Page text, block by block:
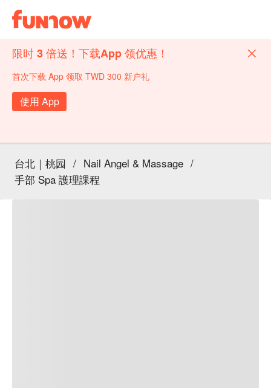
限时 3 倍送！下载App 领优惠！
首次下载 App 领取 TWD 300 新户礼
使用 App
台北｜桃园 / Nail Angel & Massage /
手部 Spa 護理課程